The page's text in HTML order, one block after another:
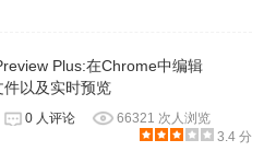
Plus:在Chrome中编辑
以及实时预览
0 人评论
66321 次人浏览
3.4 分